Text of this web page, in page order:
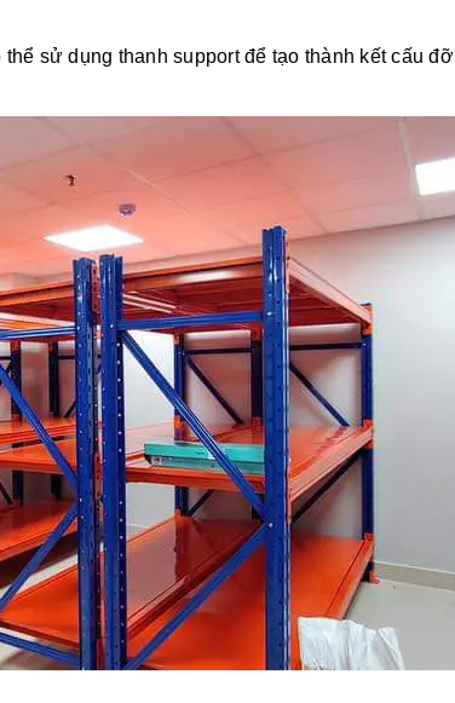
sử dụng thanh support để tạo thành kết cấu